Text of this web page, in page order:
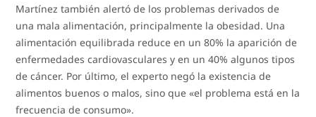
Martínez también alertó de los problemas derivados de
una mala alimentación, principalmente la obesidad. Una
alimentación equilibrada reduce en un 80% la aparición de
enfermedades cardiovasculares y en un 40% algunos tipos
de cáncer. Por último, el experto negó la existencia de
alimentos buenos o malos, sino que «el problema está en la
frecuencia de consumo».